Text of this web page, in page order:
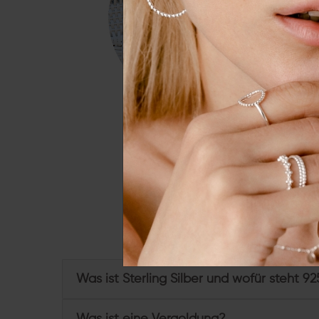
Du hast weitere
Was ist Sterling Silber und wofür steht
Externe
Alle